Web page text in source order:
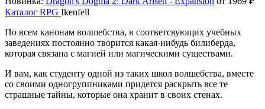
Каталог RPG Ikenfell
По всем канонам волшебства, в соответсвующих учебных
заведениях постоянно творится какая-нибудь билиберда,
которая связана с магией или магическими существами.
И вам, как студенту одной из таких школ волшебства, вместе
со своими одногруппниками придется раскрыть все те
страшные тайны, которые она хранит в своих стенах.